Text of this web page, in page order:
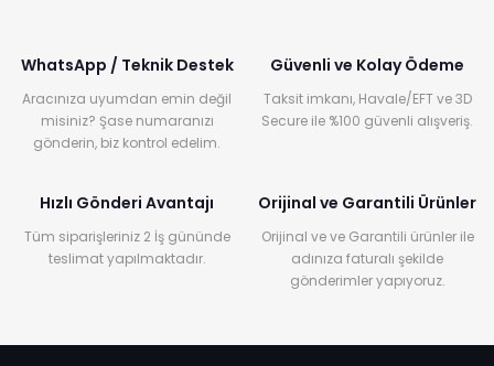
WhatsApp / Teknik Destek
Aracınıza uyumdan emin değil
misiniz? Şase numaranızı
gönderin, biz kontrol edelim.
Güvenli ve Kolay Ödeme
Taksit imkanı, Havale/EFT ve 3D
Secure ile %100 güvenli alışveriş.
Hızlı Gönderi Avantajı
Tüm siparişleriniz 2 İş gününde
teslimat yapılmaktadır.
Orijinal ve Garantili Ürünler
Orijinal ve ve Garantili ürünler ile
adınıza faturalı şekilde
gönderimler yapıyoruz.